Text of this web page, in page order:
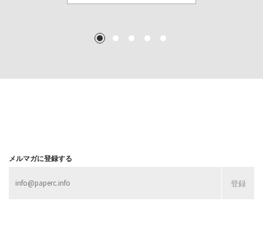
MORE
MORE
1 2 3 4 5
メルマガに登録する